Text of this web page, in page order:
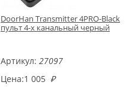
DoorHan Transmitter 4PRO-Black
пульт 4-х канальный черный
Артикул: 27097
Цена:1 005 ₽